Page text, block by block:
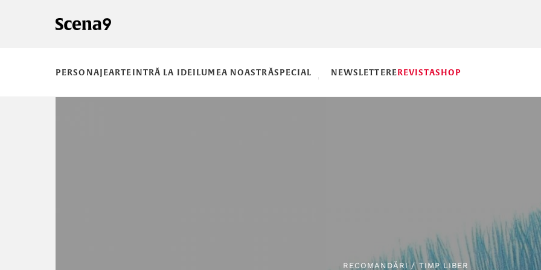
PERSONAJEARTEINTRĂ LA IDEILUMEA NOASTRĂSPECIAL NEWSLETTEREREVISTASHOP
RECOMANDĂRI/ TIMP LIBER